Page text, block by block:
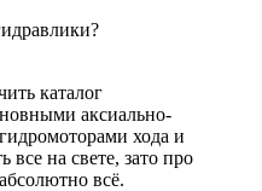
каталог
аксиально-
хода и
все на свете, зато про
всё.